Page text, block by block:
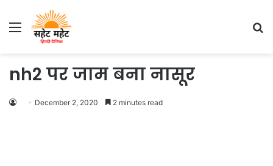
Menu
nh2 पर जाम बना नासूर
December 2, 2020 2 minutes read